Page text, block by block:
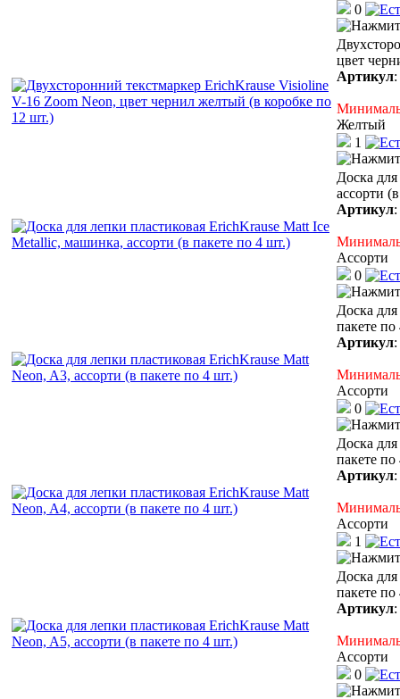
0
цвет
Артикул:
Желтый
1
Доска
ассорти
Артикул:
Ассорти
0
Доска
пакете
Артикул:
Ассорти
0
Доска
пакете
Артикул:
Ассорти
1
Доска
пакете
Артикул:
Ассорти
0